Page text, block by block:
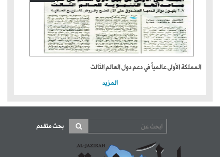
المملكة الأولى عالمياً في دعم دول العالم الثالث
المزيد
بحث متقدم